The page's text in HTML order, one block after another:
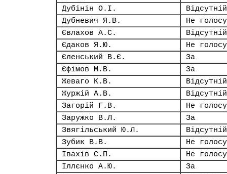
Дубінін О.І.
Відсутній
Дубневич Я.В.
Не
Євлахов А.С.
Відсутній
Єдаков Я.Ю.
Не
Єленський В.Є.
За
Єфімов М.В.
За
Жеваго К.В.
Відсутній
Журжій А.В.
Відсутній
Загорій Г.В.
Не
Заружко В.Л.
За
Звягільський Ю.Л.
Відсутній
Зубик В.В.
Не
Івахів С.П.
Не
Іллєнко А.Ю.
За